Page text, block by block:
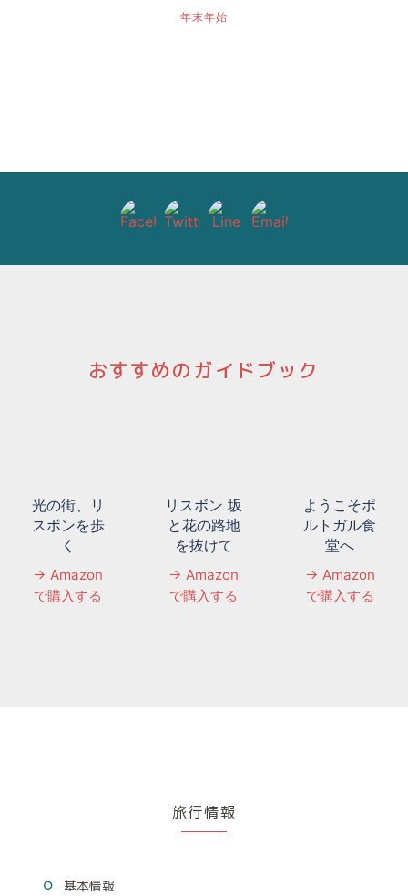
年末年始
おすすめのガイドブック
光の街、リ
スボンを歩
く
→ Amazon
で購入する
リスボン 坂
と花の路地
を抜けて
→ Amazon
で購入する
ようこそポ
ルトガル食
堂へ
→ Amazon
で購入する
旅行情報
基本情報